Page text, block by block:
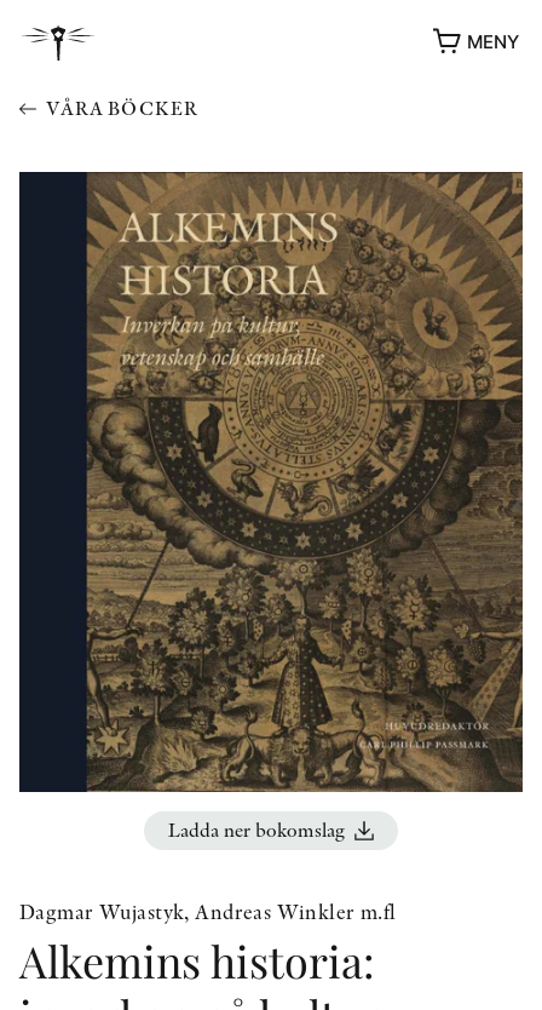
MENY
YUKIKO OCH PATRIK MÖTER
STOLPE STORIES
VIDEOGALLERI
UTMÄRKELSER
ÖVRIGA FORMAT
KONTAKT
PRESSKONTAKT
PEER REVIEW-PROCESSEN
VÅRA BÖCKER
Ladda ner bokomslag
Dagmar Wujastyk, Andreas Winkler m.fl
Alkemins historia: